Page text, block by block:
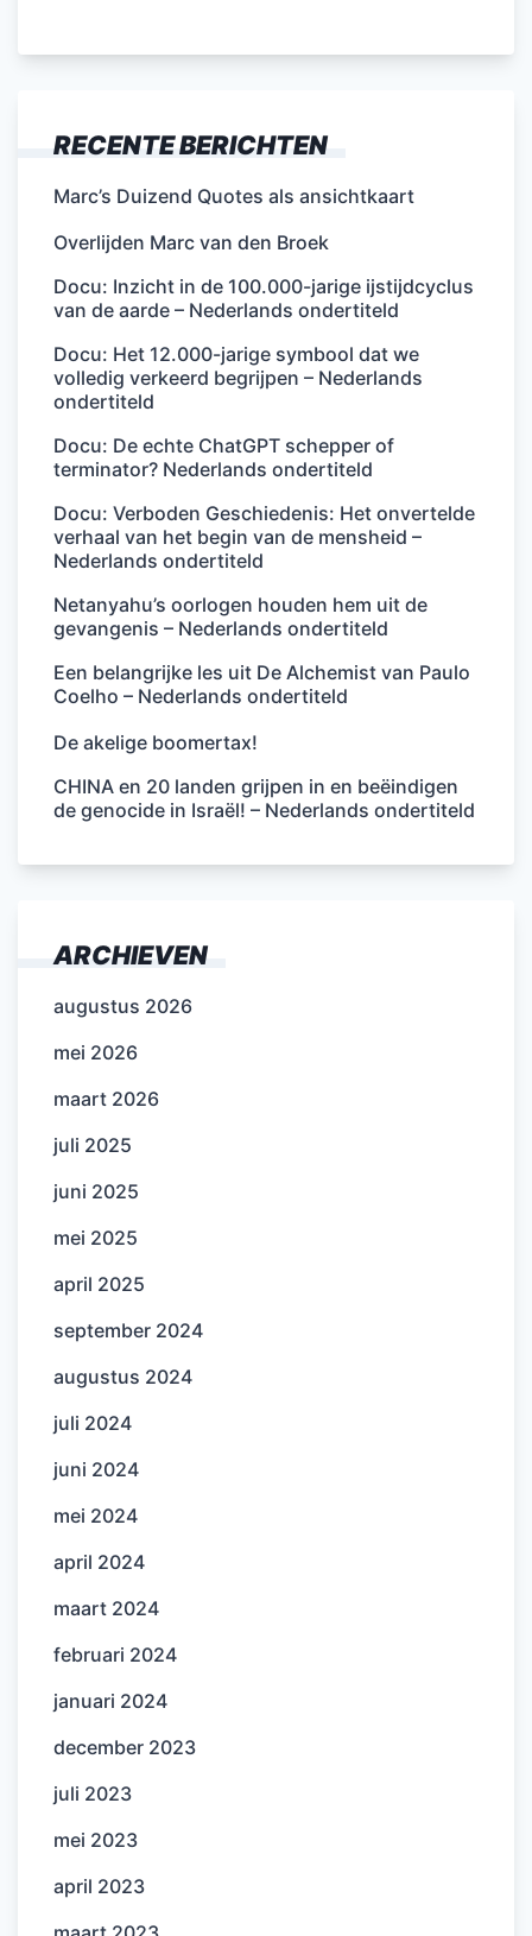
RECENTE BERICHTEN
Marc’s Duizend Quotes als ansichtkaart
Overlijden Marc van den Broek
Docu: Inzicht in de 100.000-jarige ijstijdcyclus
van de aarde – Nederlands ondertiteld
Docu: Het 12.000-jarige symbool dat we
volledig verkeerd begrijpen – Nederlands
ondertiteld
Docu: De echte ChatGPT schepper of
terminator? Nederlands ondertiteld
Docu: Verboden Geschiedenis: Het onvertelde
verhaal van het begin van de mensheid –
Nederlands ondertiteld
Netanyahu’s oorlogen houden hem uit de
gevangenis – Nederlands ondertiteld
Een belangrijke les uit De Alchemist van Paulo
Coelho – Nederlands ondertiteld
De akelige boomertax!
CHINA en 20 landen grijpen in en beëindigen
de genocide in Israël! – Nederlands ondertiteld
ARCHIEVEN
augustus 2026
mei 2026
maart 2026
juli 2025
juni 2025
mei 2025
april 2025
september 2024
augustus 2024
juli 2024
juni 2024
mei 2024
april 2024
maart 2024
februari 2024
januari 2024
december 2023
juli 2023
mei 2023
april 2023